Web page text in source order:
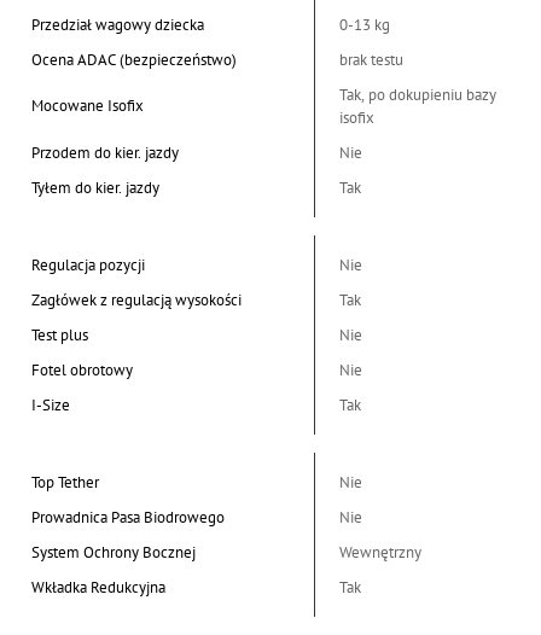
Przedział wagowy dziecka
0-13 kg
Ocena ADAC (bezpieczeństwo)
brak testu
Mocowane Isofix
Tak, po dokupieniu bazy
isofix
Przodem do kier. jazdy
Nie
Tyłem do kier. jazdy
Tak
Regulacja pozycji
Nie
Zagłówek z regulacją wysokości
Tak
Test plus
Nie
Fotel obrotowy
Nie
I-Size
Tak
Top Tether
Nie
Prowadnica Pasa Biodrowego
Nie
System Ochrony Bocznej
Wewnętrzny
Wkładka Redukcyjna
Tak